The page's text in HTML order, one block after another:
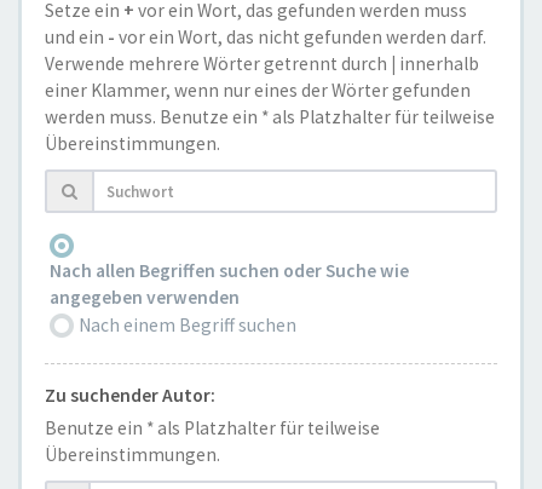
Setze ein + vor ein Wort, das gefunden werden muss
und ein - vor ein Wort, das nicht gefunden werden darf.
Verwende mehrere Wörter getrennt durch | innerhalb
einer Klammer, wenn nur eines der Wörter gefunden
werden muss. Benutze ein * als Platzhalter für teilweise
Übereinstimmungen.
Nach allen Begriffen suchen oder Suche wie
angegeben verwenden
Nach einem Begriff suchen
Zu suchender Autor:
Benutze ein * als Platzhalter für teilweise
Übereinstimmungen.